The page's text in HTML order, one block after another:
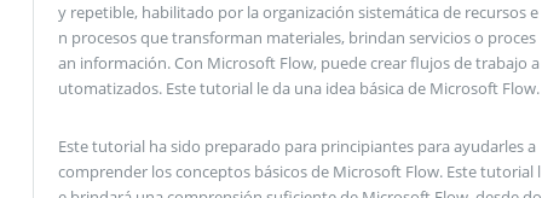
y repetible, habilitado por la organización sistemática de recursos e
n procesos que transforman materiales, brindan servicios o proces
an información. Con Microsoft Flow, puede crear flujos de trabajo a
utomatizados. Este tutorial le da una idea básica de Microsoft Flow.
Este tutorial ha sido preparado para principiantes para ayudarles a
comprender los conceptos básicos de Microsoft Flow. Este tutorial l